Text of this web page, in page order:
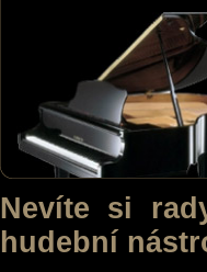
Nevíte si
hudební